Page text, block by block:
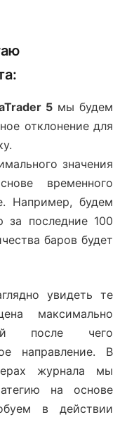
5 мы будем
отклонение для
значения
временного
Например, будем
за последние 100
баров будет
увидеть те
максимально
после чего
направление. В
журнала мы
на основе
в действии